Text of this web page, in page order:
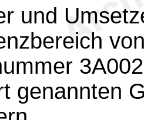
und
genannten